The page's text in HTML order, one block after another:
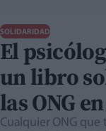
SOLIDARIDAD
El
un libro
las ONG
Cualquier ONG